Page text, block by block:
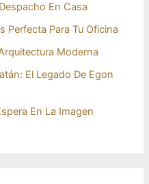
En Casa
Perfecta Para Tu Oficina
Moderna
El Legado De Egon
En La Imagen